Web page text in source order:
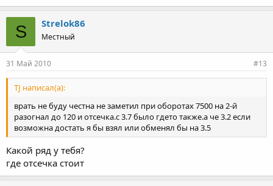
S Strelok86
Местный
31 Май 2010 #13
TJ написал(а):
врать не буду честна не заметил при оборотах 7500 на 2-й
разогнал до 120 и отсечка.с 3.7 было гдето также.а че 3.2 если
возможна достать я бы взял или обменял бы на 3.5
Какой ряд у тебя?
где отсечка стоит